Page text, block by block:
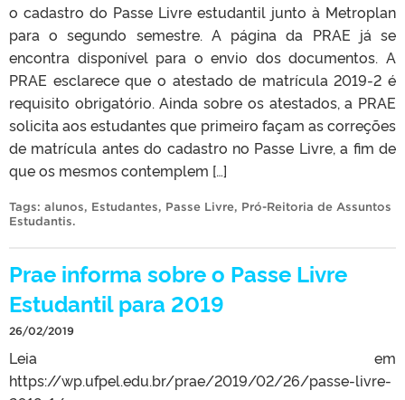
o cadastro do Passe Livre estudantil junto à Metroplan
para o segundo semestre. A página da PRAE já se
encontra disponível para o envio dos documentos. A
PRAE esclarece que o atestado de matrícula 2019-2 é
requisito obrigatório. Ainda sobre os atestados, a PRAE
solicita aos estudantes que primeiro façam as correções
de matrícula antes do cadastro no Passe Livre, a fim de
que os mesmos contemplem […]
Tags: alunos, Estudantes, Passe Livre, Pró-Reitoria de Assuntos
Estudantis.
Prae informa sobre o Passe Livre
Estudantil para 2019
26/02/2019
Leia em
https://wp.ufpel.edu.br/prae/2019/02/26/passe-livre-